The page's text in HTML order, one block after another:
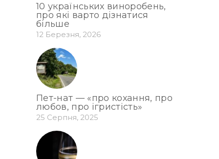
10 українських виноробень,
про які варто дізнатися
більше
12 Березня, 2026
Пет-нат — «про кохання, про
любов, про ігристість»
25 Серпня, 2025